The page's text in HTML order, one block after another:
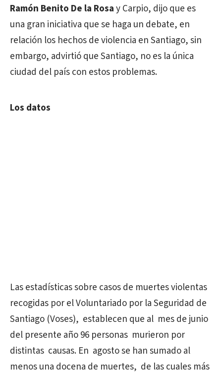
Ramón Benito De la Rosay Carpio, dijo que es
una gran iniciativa que se haga un debate, en
relación los hechos de violencia en Santiago, sin
embargo, advirtió que Santiago, no es la única
ciudad del país con estos problemas.
Los datos
Las estadísticas sobre casos de muertes violentas
recogidas por el Voluntariado por la Seguridad de
Santiago (Voses), establecen que al mes de junio
del presente año 96 personas murieron por
distintas causas. En agosto se han sumado al
menos una docena de muertes, de las cuales más